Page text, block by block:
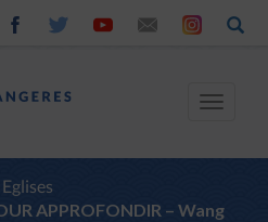
Toggle
Eglises
APPROFONDIR – Wang